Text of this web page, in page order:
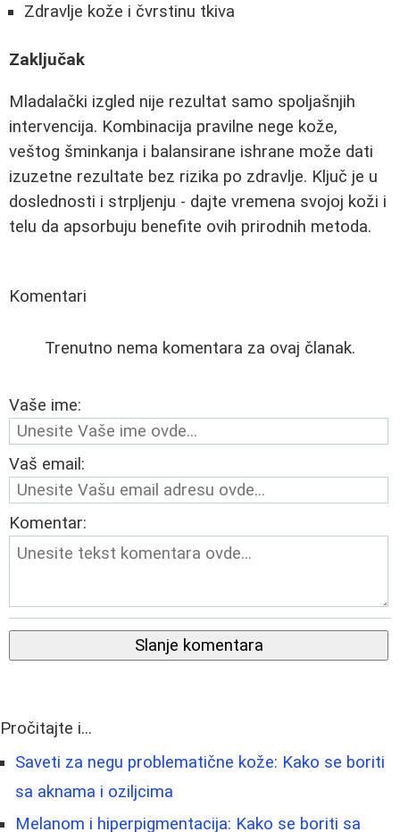
Zdravlje kože i čvrstinu tkiva
Zaključak
Mladalački izgled nije rezultat samo spoljašnjih
intervencija. Kombinacija pravilne nege kože,
veštog šminkanja i balansirane ishrane može dati
izuzetne rezultate bez rizika po zdravlje. Ključ je u
doslednosti i strpljenju - dajte vremena svojoj koži i
telu da apsorbuju benefite ovih prirodnih metoda.
Komentari
Trenutno nema komentara za ovaj članak.
Vaše ime:
Vaš email:
Komentar:
Slanje komentara
Pročitajte i...
Saveti za negu problematične kože: Kako se boriti
sa aknama i oziljcima
Melanom i hiperpigmentacija: Kako se boriti sa